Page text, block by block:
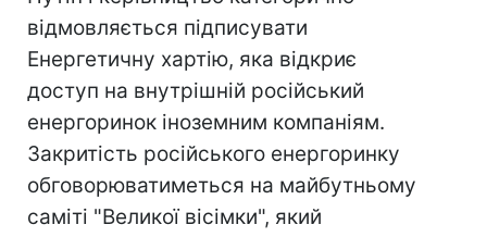
відмовляється підписувати
Енергетичну хартію, яка відкриє
доступ на внутрішній російський
енергоринок іноземним компаніям.
Закритість російського енергоринку
обговорюватиметься на майбутньому
саміті "Великої вісімки", який